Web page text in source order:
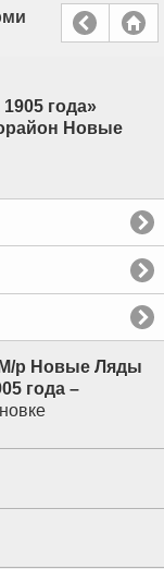
года»
Новые
р Новые Ляды
года –